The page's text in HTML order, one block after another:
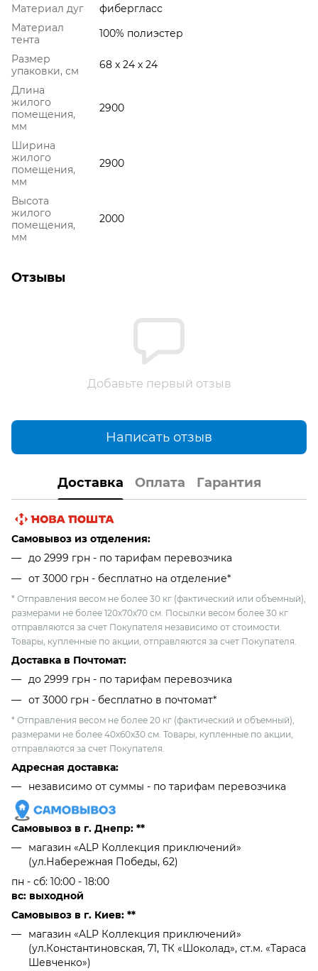
Материал дуг
фибергласс
Материал
тента
100% полиэстер
Размер
упаковки, см
68 x 24 х 24
Длина
жилого
помещения,
мм
2900
Ширина
жилого
помещения,
мм
2900
Высота
жилого
помещения,
мм
2000
Отзывы
Добавьте первый отзыв
Написать отзыв
Доставка Оплата Гарантия
Самовывоз из отделения:
до 2999 грн - по тарифам перевозчика
от 3000 грн - бесплатно на отделение*
* Отправления весом не более 30 кг (фактический или объемный),
размерами не более 120х70х70 см. Посылки весом более 30 кг
отправляются за счет Покупателя независимо от стоимости.
Товары, купленные по акции, отправляются за счет Покупателя.
Доставка в Почтомат:
до 2999 грн - по тарифам перевозчика
от 3000 грн - бесплатно в почтомат*
* Отправления весом не более 20 кг (фактический и объемный),
размерами не более 40х60х30 см. Товары, купленные по акции,
отправляются за счет Покупателя.
Адресная доставка:
независимо от cуммы - по тарифам перевозчика
Самовывоз в г. Днепр: **
магазин «ALP Коллекция приключений»
(ул.Набережная Победы, 62)
пн - сб: 10:00 - 18:00
вс: выходной
Самовывоз в г. Киев: **
магазин «ALP Коллекция приключений»
(ул.Константиновская, 71, ТК «Шоколад», ст.м. «Тараса
Шевченко»)